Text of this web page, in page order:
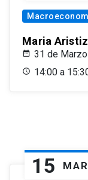
Maria
31 de
14:00 a
15 MAR